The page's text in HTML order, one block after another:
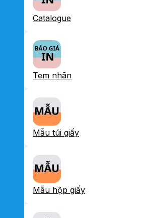
Catalogue
Tem nhãn
Mẫu túi giấy
Mẫu hộp giấy